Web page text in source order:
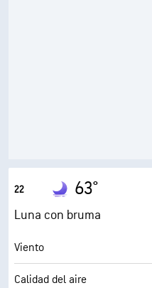
22 63°
Luna con bruma
Viento
Calidad del aire